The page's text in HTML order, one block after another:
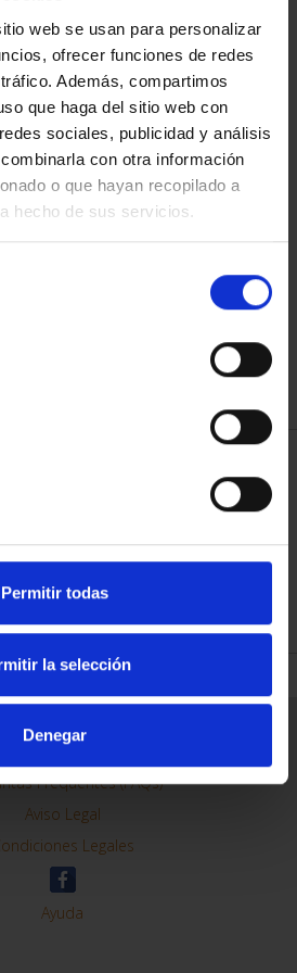
web se usan para personalizar
ofrecer funciones de redes
Además, compartimos
que haga del sitio web con
sociales, publicidad y análisis
con otra información
o que hayan recopilado a
hecho de sus servicios.
Permitir todas
la selección
Denegar
REFINAR
General
Contacto
Frequentes (FAQs)
Aviso Legal
Legales
Ayuda